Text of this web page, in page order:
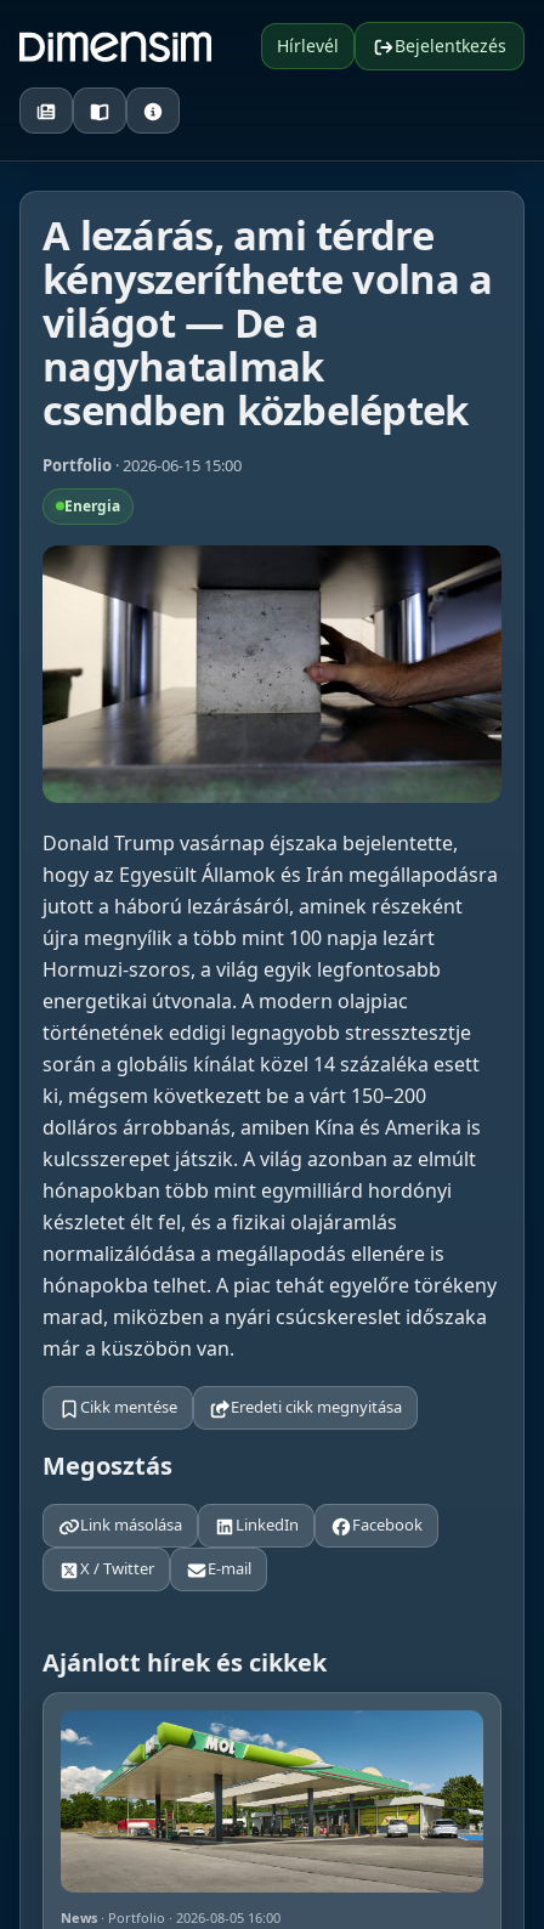
Hírlevél Bejelentkezés
A lezárás, ami térdre
kényszeríthette volna a
világot — De a
nagyhatalmak
csendben közbeléptek
Portfolio · 2026-06-15 15:00
Energia
Donald Trump vasárnap éjszaka bejelentette,
hogy az Egyesült Államok és Irán megállapodásra
jutott a háború lezárásáról, aminek részeként
újra megnyílik a több mint 100 napja lezárt
Hormuzi-szoros, a világ egyik legfontosabb
energetikai útvonala. A modern olajpiac
történetének eddigi legnagyobb stressztesztje
során a globális kínálat közel 14 százaléka esett
ki, mégsem következett be a várt 150–200
dolláros árrobbanás, amiben Kína és Amerika is
kulcsszerepet játszik. A világ azonban az elmúlt
hónapokban több mint egymilliárd hordónyi
készletet élt fel, és a fizikai olajáramlás
normalizálódása a megállapodás ellenére is
hónapokba telhet. A piac tehát egyelőre törékeny
marad, miközben a nyári csúcskereslet időszaka
már a küszöbön van.
Cikk mentése Eredeti cikk megnyitása
Megosztás
Link másolása LinkedIn
Facebook
X / Twitter
E-mail
Ajánlott hírek és cikkek
News · Portfolio · 2026-08-05 16:00